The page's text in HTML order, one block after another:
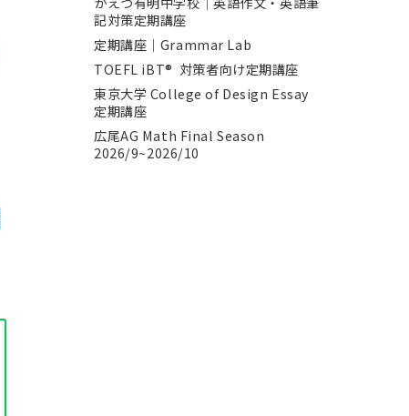
記対策定期講座
定期講座｜Grammar Lab
TOEFL iBT® 対策者向け定期講座
東京大学 College of Design Essay
定期講座
広尾AG Math Final Season
2026/9~2026/10